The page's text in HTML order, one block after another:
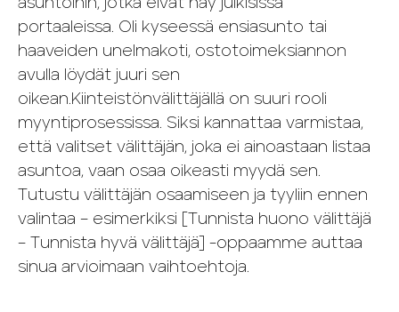
asuntoihin, jotka eivät näy julkisissa
portaaleissa. Oli kyseessä ensiasunto tai
haaveiden unelmakoti, ostotoimeksiannon
avulla löydät juuri sen
oikean.Kiinteistönvälittäjällä on suuri rooli
myyntiprosessissa. Siksi kannattaa varmistaa,
että valitset välittäjän, joka ei ainoastaan listaa
asuntoa, vaan osaa oikeasti myydä sen.
Tutustu välittäjän osaamiseen ja tyyliin ennen
valintaa – esimerkiksi [Tunnista huono välittäjä
– Tunnista hyvä välittäjä] -oppaamme auttaa
sinua arvioimaan vaihtoehtoja.